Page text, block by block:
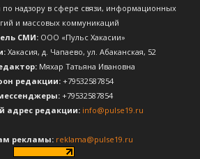
надзору в сфере связи, информационных
и массовых коммуникаций
СМИ: ООО «Пульс Хакасии»
Хакасия, д. Чапаево, ул. Абаканская, 52
Мяхар Татьяна Ивановна
редакции:+79532587854
+79532587854
адрес редакции: info@pulse19.ru
рекламы: reklama@pulse19.ru